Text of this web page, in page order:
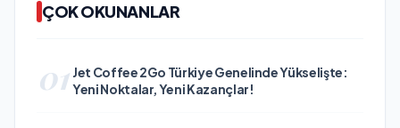
ÇOK OKUNANLAR
01 Jet Coffee 2Go Türkiye Genelinde Yükselişte:
Yeni Noktalar, Yeni Kazançlar!